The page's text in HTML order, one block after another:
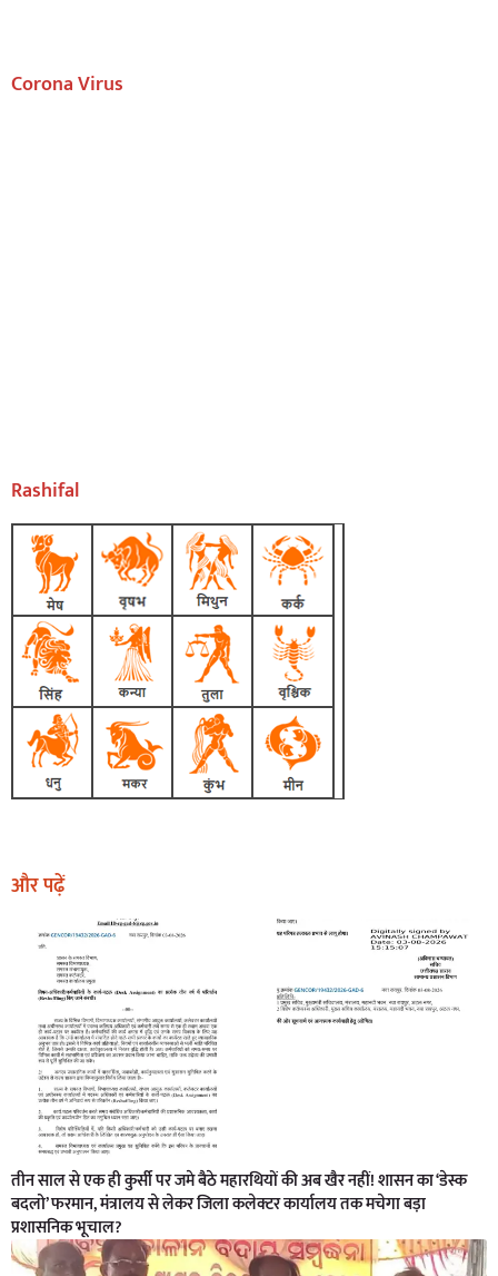
Corona Virus
Rashifal
और पढ़ें
तीन साल से एक ही कुर्सी पर जमे बैठे महारथियों की अब खैर नहीं! शासन का ‘डेस्क
बदलो’ फरमान, मंत्रालय से लेकर जिला कलेक्टर कार्यालय तक मचेगा बड़ा
प्रशासनिक भूचाल?